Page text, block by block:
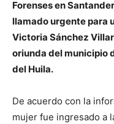
Forenses en
llamado urgente para
Victoria Sánchez
oriunda del municipio
del Huila.
De acuerdo con la
mujer fue ingresado a